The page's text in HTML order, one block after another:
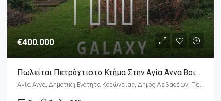
€400.000
Πωλείται Πετρόχτιστο Κτήμα Στην Αγία Άννα Βοιωτίας
Αγία Άννα, Δημοτική Ενότητα Κορώνειας, Δήμος Λεβαδέων, Περιφερειακή Ενότητα Βοιωτίας, Περιφέρεια Στερεάς Ελλάδας, Αποκεντρωμένη Διοίκηση Θεσσαλίας - Στερεάς Ελλάδος, 321 00, Ελλάδα